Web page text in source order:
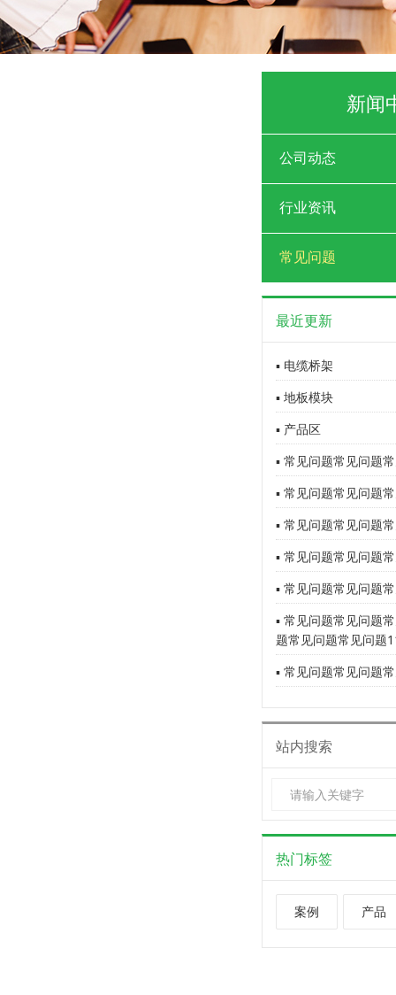
新闻
公司动态
行业资讯
常见问题
最近更新
▪ 电缆桥架
▪ 地板模块
▪ 产品区
▪ 常见问题常见问题
▪ 常见问题常见问题
▪ 常见问题常见问题
▪ 常见问题常见问题
▪ 常见问题常见问题
▪ 常见问题常见问题
题常见问题常见问题
▪ 常见问题常见问题
站内搜索
热门标签
案例 产品